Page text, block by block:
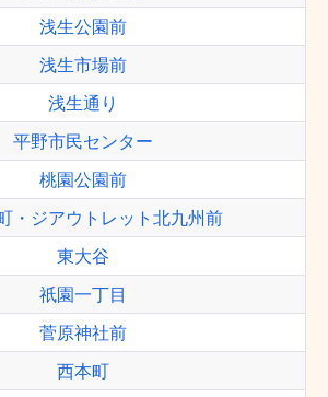
浅生公園前
浅生市場前
浅生通り
平野市民センター
桃園公園前
・ジアウトレット北九州前
東大谷
祇園一丁目
菅原神社前
西本町